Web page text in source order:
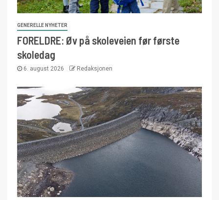
GENERELLE NYHETER
FORELDRE: Øv på skoleveien før første
skoledag
6. august 2026 Redaksjonen